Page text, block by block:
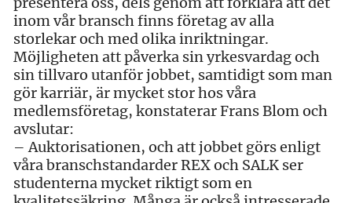
inom vår bransch finns företag av alla
storlekar och med olika inriktningar.
Möjligheten att påverka sin yrkesvardag och
sin tillvaro utanför jobbet, samtidigt som man
gör karriär, är mycket stor hos våra
medlemsföretag, konstaterar Frans Blom och
avslutar:
– Auktorisationen, och att jobbet görs enligt
våra branschstandarder REX och SALK ser
studenterna mycket riktigt som en